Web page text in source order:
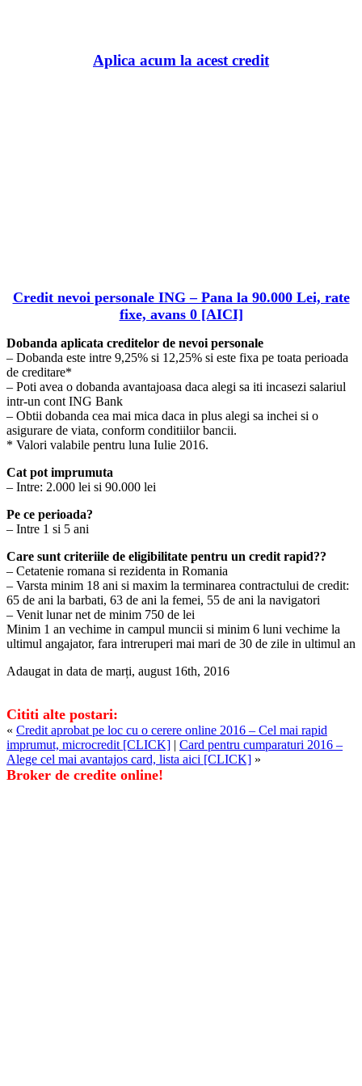
Aplica acum la acest credit
Credit nevoi personale ING – Pana la 90.000 Lei, rate
fixe, avans 0 [AICI]
Dobanda aplicata creditelor de nevoi personale
– Dobanda este intre 9,25% si 12,25% si este fixa pe toata perioada
de creditare*
– Poti avea o dobanda avantajoasa daca alegi sa iti incasezi salariul
intr-un cont ING Bank
– Obtii dobanda cea mai mica daca in plus alegi sa inchei si o
asigurare de viata, conform conditiilor bancii.
* Valori valabile pentru luna Iulie 2016.
Cat pot imprumuta
– Intre: 2.000 lei si 90.000 lei
Pe ce perioada?
– Intre 1 si 5 ani
Care sunt criteriile de eligibilitate pentru un credit rapid??
– Cetatenie romana si rezidenta in Romania
– Varsta minim 18 ani si maxim la terminarea contractului de credit:
65 de ani la barbati, 63 de ani la femei, 55 de ani la navigatori
– Venit lunar net de minim 750 de lei
Minim 1 an vechime in campul muncii si minim 6 luni vechime la
ultimul angajator, fara intreruperi mai mari de 30 de zile in ultimul an
Adaugat in data de marți, august 16th, 2016
Cititi alte postari:
« Credit aprobat pe loc cu o cerere online 2016 – Cel mai rapid
imprumut, microcredit [CLICK] | Card pentru cumparaturi 2016 –
Alege cel mai avantajos card, lista aici [CLICK] »
Broker de credite online!